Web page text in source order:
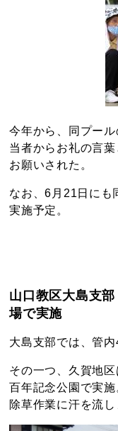
今年から、同プー
当者からお礼の言
お願いされた。
なお、6月21日にも
実施予定。
山口教区大島支
場で実施
大島支部では、管内
その一つ、久賀地
百年記念公園で実
除草作業に汗を流し